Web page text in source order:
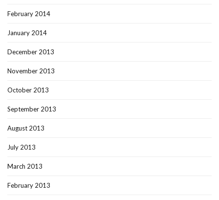
February 2014
January 2014
December 2013
November 2013
October 2013
September 2013
August 2013
July 2013
March 2013
February 2013